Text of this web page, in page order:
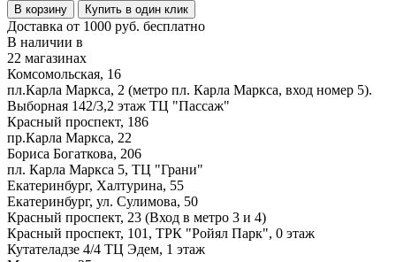
В корзину Купить в один клик
Доставка от 1000 руб. бесплатно
В наличии в
22 магазинах
Комсомольская, 16
пл.Карла Маркса, 2 (метро пл. Карла Маркса, вход номер 5).
Выборная 142/3,2 этаж ТЦ "Пассаж"
Красный проспект, 186
пр.Карла Маркса, 22
Бориса Богаткова, 206
пл. Карла Маркса 5, ТЦ "Грани"
Екатеринбург, Халтурина, 55
Екатеринбург, ул. Сулимова, 50
Красный проспект, 23 (Вход в метро 3 и 4)
Красный проспект, 101, ТРК "Ройял Парк", 0 этаж
Кутателадзе 4/4 ТЦ Эдем, 1 этаж